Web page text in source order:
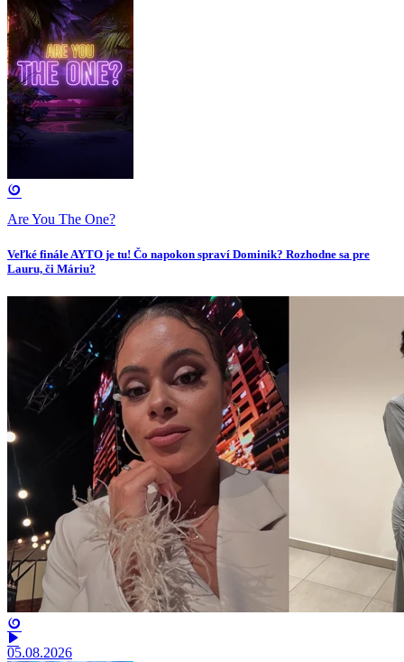
Are You The One?
Veľké finále AYTO je tu! Čo napokon spraví Dominik? Rozhodne sa pre
Lauru, či Máriu?
05.08.2026